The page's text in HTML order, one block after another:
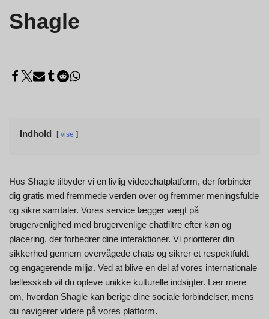
Shagle
Indhold vise
Hos Shagle tilbyder vi en livlig videochatplatform, der forbinder
dig gratis med fremmede verden over og fremmer meningsfulde
og sikre samtaler. Vores service lægger vægt på
brugervenlighed med brugervenlige chatfiltre efter køn og
placering, der forbedrer dine interaktioner. Vi prioriterer din
sikkerhed gennem overvågede chats og sikrer et respektfuldt
og engagerende miljø. Ved at blive en del af vores internationale
fællesskab vil du opleve unikke kulturelle indsigter. Lær mere
om, hvordan Shagle kan berige dine sociale forbindelser, mens
du navigerer videre på vores platform.